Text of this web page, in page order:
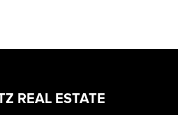
REAL ESTATE